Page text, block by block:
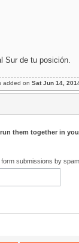
Sur de tu posición.
added on Sat Jun 14,
them together in
submissions by